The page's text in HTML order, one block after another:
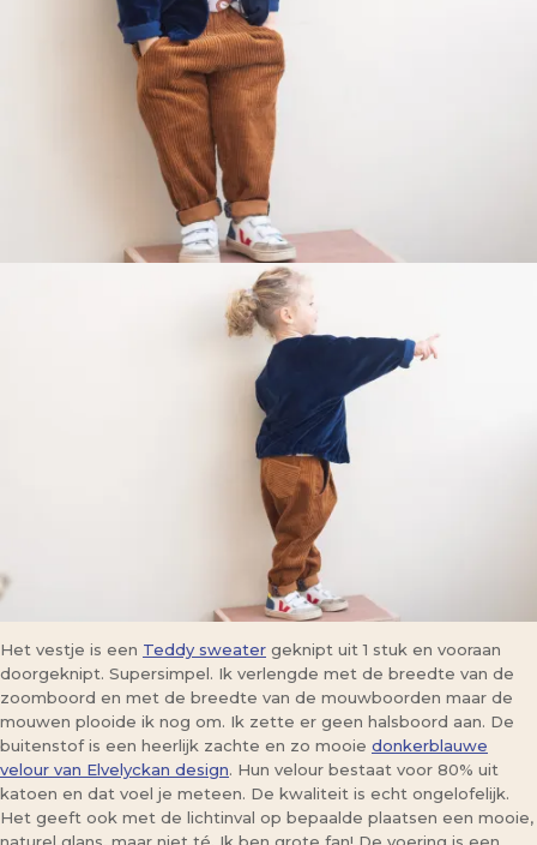
Het vestje is een Teddy sweater geknipt uit 1 stuk en vooraan
doorgeknipt. Supersimpel. Ik verlengde met de breedte van de
zoomboord en met de breedte van de mouwboorden maar de
mouwen plooide ik nog om. Ik zette er geen halsboord aan. De
buitenstof is een heerlijk zachte en zo mooie donkerblauwe
velour van Elvelyckan design. Hun velour bestaat voor 80% uit
katoen en dat voel je meteen. De kwaliteit is echt ongelofelijk.
Het geeft ook met de lichtinval op bepaalde plaatsen een mooie,
naturel glans, maar niet té. Ik ben grote fan! De voering is een